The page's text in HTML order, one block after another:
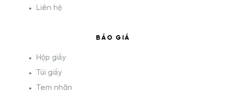
Liên hệ
BÁO GIÁ
Hộp giấy
Túi giấy
Tem nhãn